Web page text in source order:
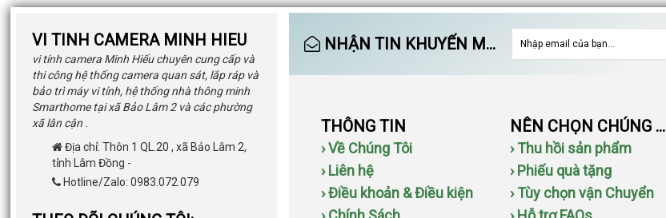
VI TINH CAMERA MINH HIEU
vi tính camera Minh Hiếu chuyên cung cấp và
thi công hệ thống camera quan sát, lắp ráp và
bảo trì máy vi tính, hệ thống nhà thông minh
Smarthome tại xã Bảo Lâm 2 và các phường
xã lân cận .
Địa chỉ:Thôn 1 QL.20,xã Bảo Lâm 2,
tỉnh Lâm Đồng -
Hotline/Zalo: 0983.072.079
NHẬN TIN KHUYẾN MÃI
THÔNG TIN
› Về Chúng Tôi
› Liên hệ
› Điều khoản & Điều kiện
NÊN CHỌN CHÚNG TÔI
› Thu hồi sản phẩm
› Phiếu quà tặng
› Tùy chọn vận Chuyển